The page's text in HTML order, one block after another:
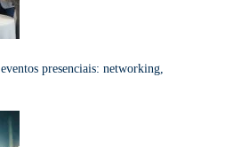
presenciais: networking,